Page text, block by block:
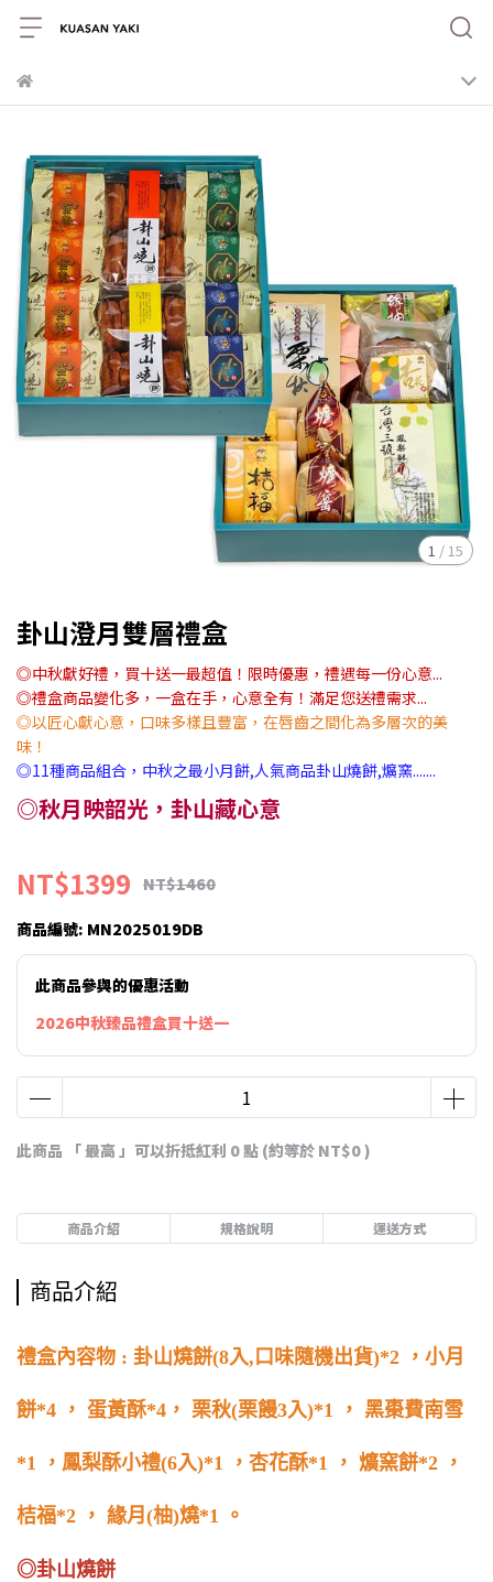
1 / 15
卦山澄月雙層禮盒
◎中秋獻好禮，買十送一最超值！限時優惠，禮遇每一份心意...
◎禮盒商品變化多，一盒在手，心意全有！滿足您送禮需求...
◎以匠心獻心意，口味多樣且豐富，在唇齒之間化為多層次的美
味！
◎11種商品組合，中秋之最小月餅,人氣商品卦山燒餅,爌窯.......
◎秋月映韶光，卦山藏心意
NT$1399 NT$1460
商品編號: MN2025019DB
此商品參與的優惠活動
2026中秋臻品禮盒買十送一
此商品 「 最高 」可以折抵紅利 0點 (約等於 NT$0)
商品介紹 規格說明 運送方式
商品介紹
禮盒內容物 : 卦山燒餅(8入,口味隨機出貨)*2 ，小月
餅*4 ， 蛋黃酥*4， 栗秋(栗饅3入)*1 ， 黑棗費南雪
*1 ，鳳梨酥小禮(6入)*1 ，杏花酥*1 ， 爌窯餅*2 ，
桔福*2 ， 緣月(柚)燒*1 。
◎卦山燒餅